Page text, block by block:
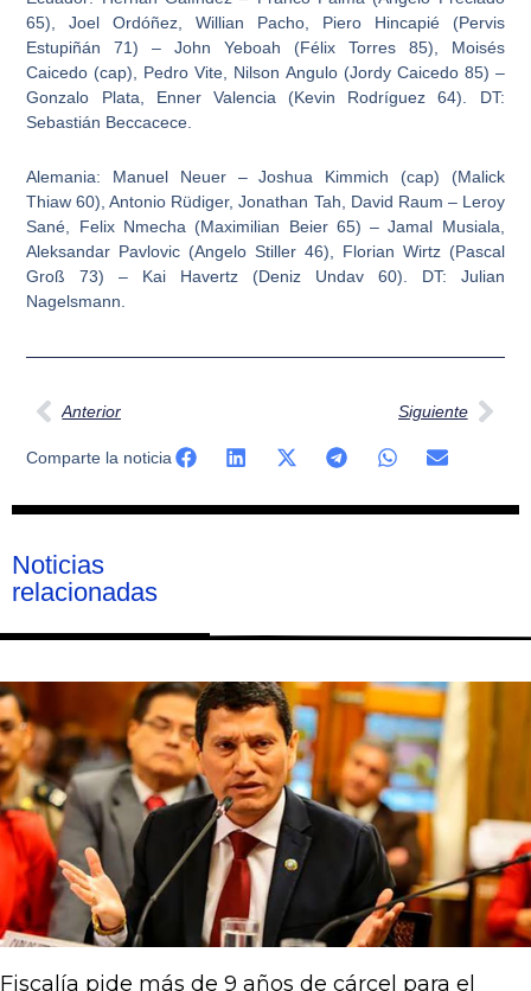
65), Joel Ordóñez, Willian Pacho, Piero Hincapié (Pervis
Estupiñán 71) – John Yeboah (Félix Torres 85), Moisés
Caicedo (cap), Pedro Vite, Nilson Angulo (Jordy Caicedo 85) –
Gonzalo Plata, Enner Valencia (Kevin Rodríguez 64). DT:
Sebastián Beccacece.
Alemania: Manuel Neuer – Joshua Kimmich (cap) (Malick
Thiaw 60), Antonio Rüdiger, Jonathan Tah, David Raum – Leroy
Sané, Felix Nmecha (Maximilian Beier 65) – Jamal Musiala,
Aleksandar Pavlovic (Angelo Stiller 46), Florian Wirtz (Pascal
Groß 73) – Kai Havertz (Deniz Undav 60). DT: Julian
Nagelsmann.
Ant
Anterior Siguiente
Comparte la noticia
Noticias
relacionadas
Fiscalía pide más de 9 años de cárcel para el
Página
Página
Página
Página
Página